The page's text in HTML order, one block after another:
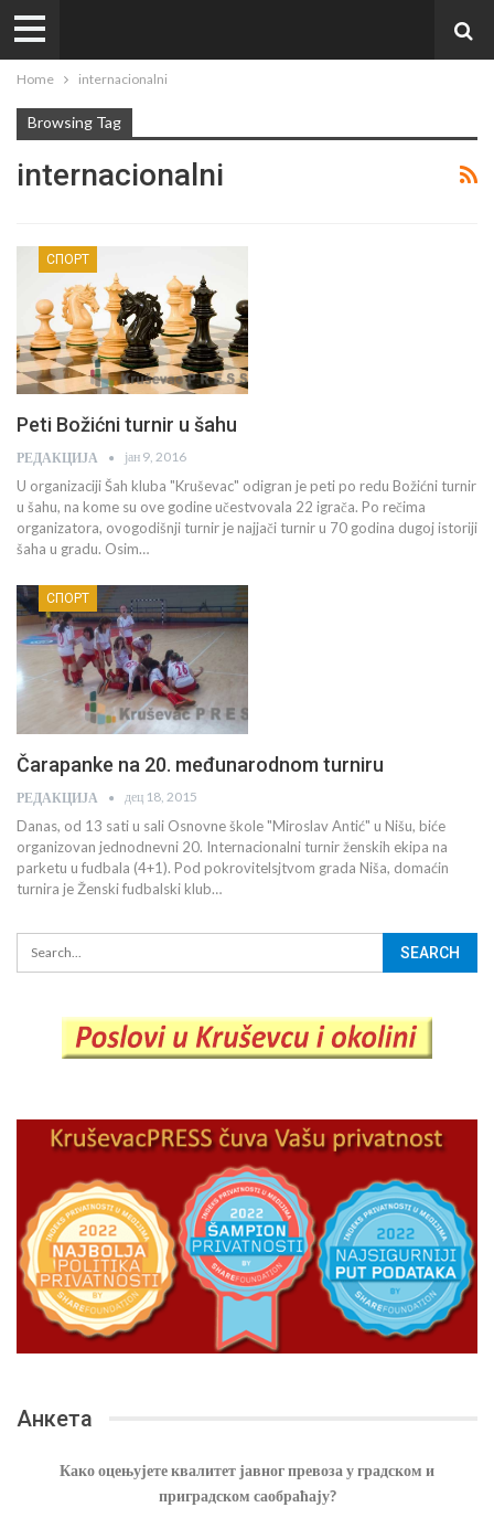
Home internacionalni
Browsing Tag
internacionalni
СПОРТ
Peti Božićni turnir u šahu
РЕДАКЦИЈА јан 9, 2016
U organizaciji Šah kluba "Kruševac" odigran je peti po redu Božićni turnir
u šahu, na kome su ove godine učestvovala 22 igrača. Po rečima
organizatora, ovogodišnji turnir je najjači turnir u 70 godina dugoj istoriji
šaha u gradu. Osim…
СПОРТ
Čarapanke na 20. međunarodnom turniru
РЕДАКЦИЈА дец 18, 2015
Danas, od 13 sati u sali Osnovne škole "Miroslav Antić" u Nišu, biće
organizovan jednodnevni 20. Internacionalni turnir ženskih ekipa na
parketu u fudbala (4+1). Pod pokrovitelsjtvom grada Niša, domaćin
turnira je Ženski fudbalski klub…
Анкета
Како оцењујете квалитет јавног превоза у градском и
приградском саобраћају?